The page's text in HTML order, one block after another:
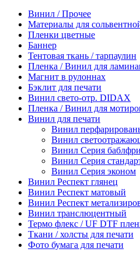
Винил / Прочее
Материалы для
Пленки цветные
Баннер
Тентовая ткань / тарпаулин
Пленка / Винил для
Магнит в рулоннах
Бэклит для печати
Винил свето-отр. DIDAX
Пленка / Винил для
Винил для печати
Винил
Винил
Винил Серия баблфри
Винил Серия
Винил Серия эконом
Винил Респект глянец
Винил Респект матовый
Винил Респект
Винил транслюцентный
Термо флекс / UF DTF
Ткани / холсты для печати
Фото бумага для печати